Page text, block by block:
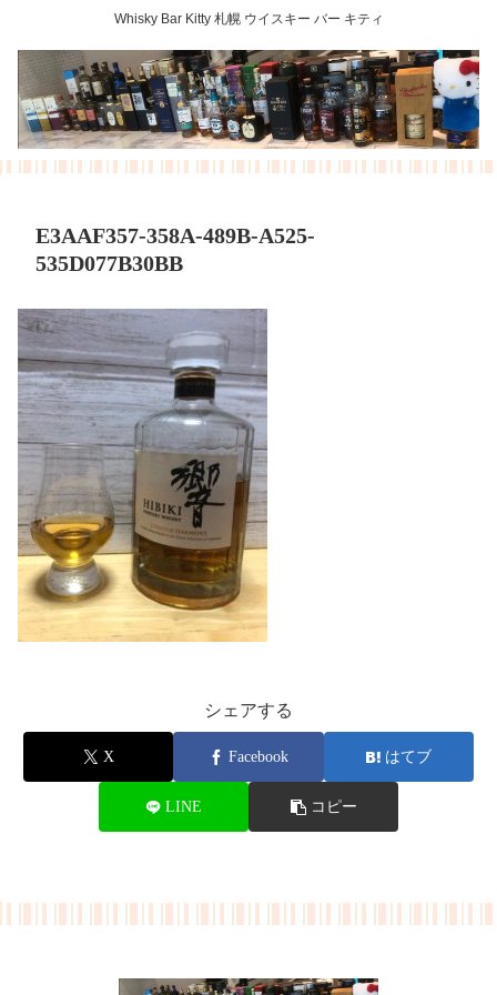
Whisky Bar Kitty 札幌 ウイスキー バー キティ
E3AAF357-358A-489B-A525-
535D077B30BB
シェアする
X Facebook はてブ
LINE コピー